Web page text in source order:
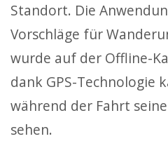
Standort. Die
Vorschläge für
wurde auf der Offline-
dank GPS-Technologie
während der Fahrt
sehen.